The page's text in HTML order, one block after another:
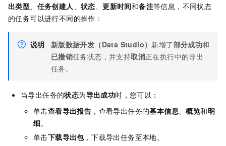
出类型
任务创建人 、状态 、更新时间和备注等信息，不同状态
的任务可以进行不同的操作：
说明 新版数据开发（Data Studio） 新增了部分成功和
已撤销任务状态，并支持取消正在执行中的导出
任务。
当导出任务的状态为导出成功时，您可以：
单击查看导出报告 ，查看导出任务的基本信息 、概览和明
细。
单击下载导出包，下载导出任务至本地。